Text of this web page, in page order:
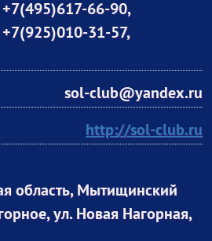
66-90,
31-57,
sol-club@yandex.ru
http://sol-club.ru
область, Мытищинский
ул. Новая Нагорная,